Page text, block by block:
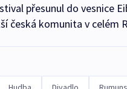
přesunul do vesnice
česká komunita v celém